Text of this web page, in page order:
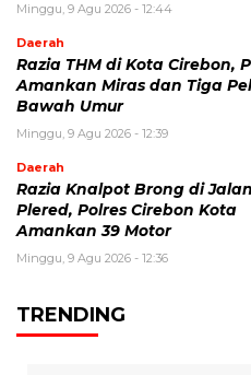
Minggu, 9 Agu 2026 - 12:44
Daerah
Razia THM di Kota Cirebon,
Amankan Miras dan Tiga
Bawah Umur
Minggu, 9 Agu 2026 - 12:39
Daerah
Razia Knalpot Brong di
Plered, Polres Cirebon Kota
Amankan 39 Motor
Minggu, 9 Agu 2026 - 12:36
TRENDING